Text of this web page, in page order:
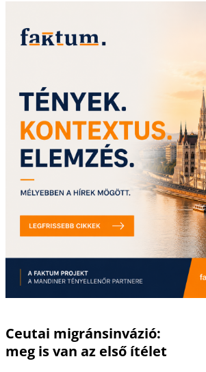
Ceutai migránsinvázió:
meg is van az első ítélet